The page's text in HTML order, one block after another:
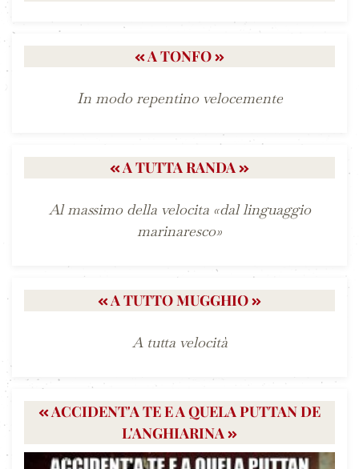
A TONFO
In modo repentino velocemente
A TUTTA RANDA
Al massimo della velocita «dal linguaggio
marinaresco»
A TUTTO MUGGHIO
A tutta velocità
ACCIDENT'A TE E A QUELA PUTTAN DE
L'ANGHIARINA